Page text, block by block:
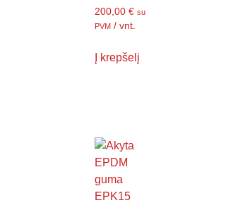
200,00 € su
PVM / vnt.
Į krepšelį